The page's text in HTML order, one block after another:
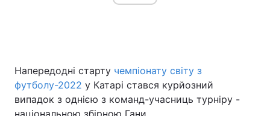
Напередодні старту чемпіонату світу з
футболу-2022 у Катарі стався курйозний
випадок з однією з команд-учасниць турніру -
національною збірною Гани.